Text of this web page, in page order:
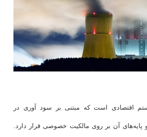
اقتصادی است که مبتنی بر سود آوری در
پایه‌های آن بر روی مالکیت خصوصی قرار دارد.